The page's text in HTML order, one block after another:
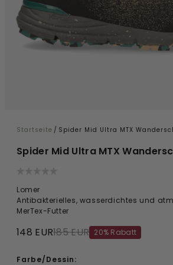
Startseite / Spider Mid Ultra MTX
Spider Mid Ultra MTX
Lomer
Antibakterielles, wasserdichtes und
MerTex-Futter
148 EUR185 EUR 20% Rabatt
Farbe/Dessin: